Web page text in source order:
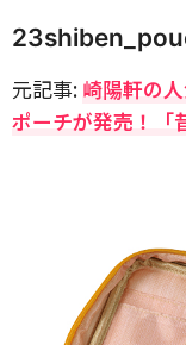
元記事: 崎陽軒の
ポーチが発売！「